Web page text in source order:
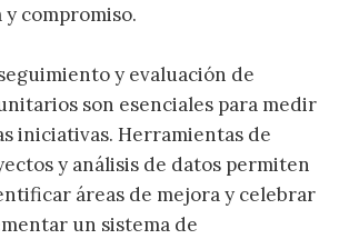
compromiso.
y evaluación de
son esenciales para medir
iniciativas. Herramientas de
y análisis de datos permiten
áreas de mejora y celebrar
un sistema de